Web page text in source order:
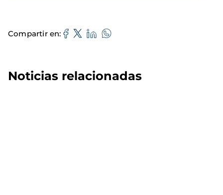
Compartir en
Noticias relacionadas